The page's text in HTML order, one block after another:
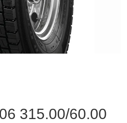
315.00/60.00